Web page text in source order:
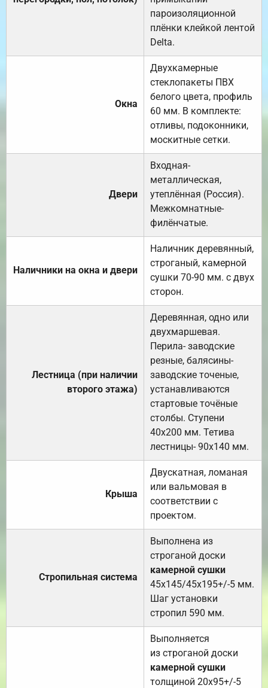
пароизоляционной
плёнки клейкой лентой
Delta.
Окна
Двухкамерные
стеклопакеты ПВХ
белого цвета, профиль
60 мм. В комплекте:
отливы, подоконники,
москитные сетки.
Двери
Входная-
металлическая,
утеплённая (Россия).
Межкомнатные-
филёнчатые.
Наличники на окна и двери
Наличник деревянный,
строганый, камерной
сушки 70-90 мм. с двух
сторон.
Лестница (при наличии
второго этажа)
Деревянная, одно или
двухмаршевая.
Перила- заводские
резные, балясины-
заводские точеные,
устанавливаются
стартовые точёные
столбы. Ступени
40х200 мм. Тетива
лестницы- 90х140 мм.
Крыша
Двускатная, ломаная
или вальмовая в
соответствии с
проектом.
Стропильная система
Выполнена из
строганой доски
камерной сушки
45х145/45х195+/-5 мм.
Шаг установки
стропил 590 мм.
Выполняется
из строганой доски
камерной сушки
толщиной 20х95+/-5